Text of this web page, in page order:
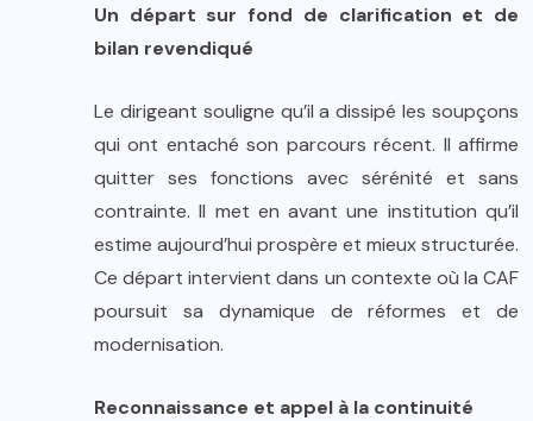
Un départ sur fond de clarification et de
bilan revendiqué
Le dirigeant souligne qu’il a dissipé les soupçons
qui ont entaché son parcours récent. Il affirme
quitter ses fonctions avec sérénité et sans
contrainte. Il met en avant une institution qu’il
estime aujourd’hui prospère et mieux structurée.
Ce départ intervient dans un contexte où la CAF
poursuit sa dynamique de réformes et de
modernisation.
Reconnaissance et appel à la continuité